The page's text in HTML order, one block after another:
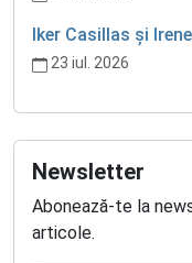
Iker Casillas și
23 iul. 2026
Newsletter
Abonează-te la
articole.